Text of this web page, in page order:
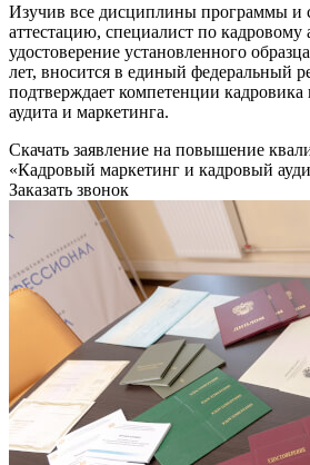
Изучив все дисциплины программы и
аттестацию, специалист по кадровому
удостоверение установленного
лет, вносится в единый федеральный
подтверждает компетенции кадровика
аудита и маркетинга.
Скачать заявление на повышение
«Кадровый маркетинг и кадровый
Заказать звонок